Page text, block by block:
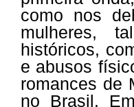
como nos
mulheres,
históricos,
e abusos
romances de
no Brasil.